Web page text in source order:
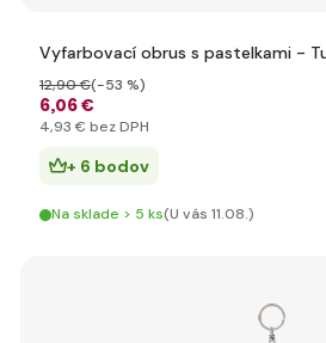
Vyfarbovací obrus s pastelkami -
6,06 €
12,90 €(-53 %)
4,93 € bez DPH
+ 6 bodov
Na sklade > 5 ks(U vás 11.08.)